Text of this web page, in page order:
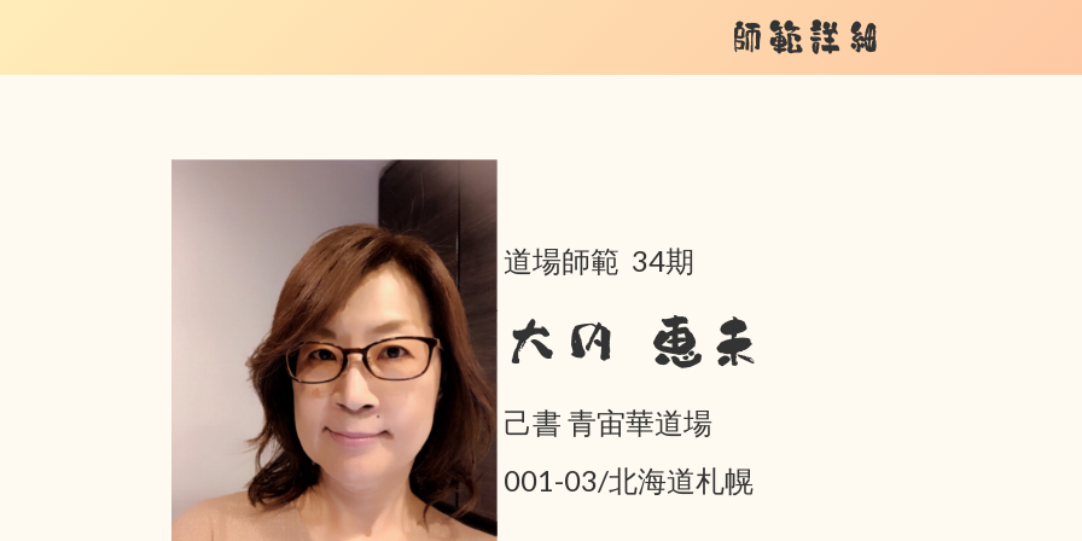
師範詳細
道場師範 34期
大内 恵未
己書 青宙華道場
001-03/北海道札幌